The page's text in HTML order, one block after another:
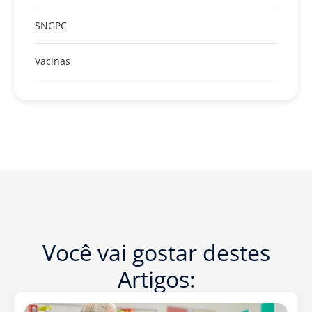
SNGPC
Vacinas
Você vai gostar destes
Artigos: